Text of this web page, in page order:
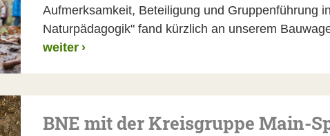
Aufmerksamkeit, Beteiligung und Gruppenführung
Naturpädagogik" fand kürzlich an unserem
weiter ›
BNE mit der Kreisgruppe Main-